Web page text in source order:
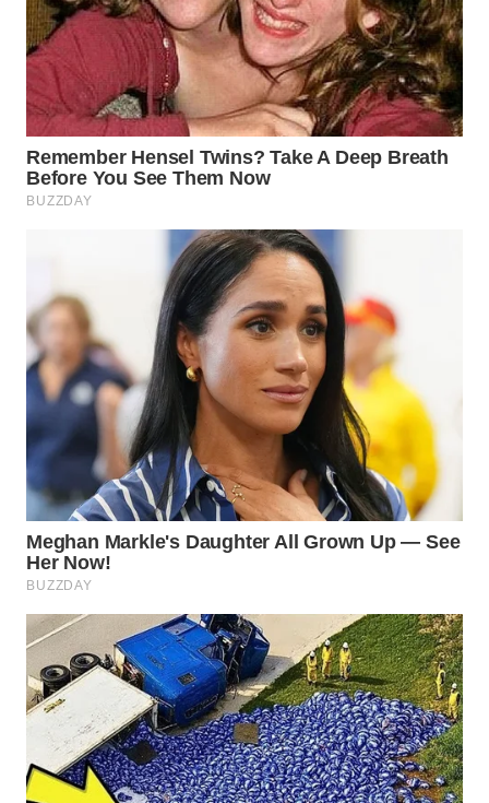
WN
BOROBUDUR
WN
MADURA
WN
SURABAYA
NATUNA
WN
BINTAN
WN
MANDALIKA
WN
LIKUPANG
WN
LABUANBAJO
WN
BORNEO
Wahana
Media
Group